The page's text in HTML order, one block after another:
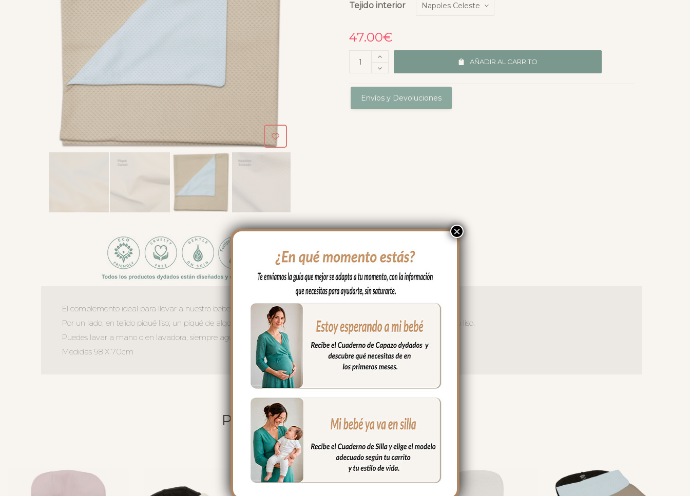
Tejido interior
47.00€
AÑADIR AL CARRITO
Envíos y Devoluciones
El complemento ideal para llevar a nuestro bebe en brazos, para usar en el capazo o en la cuna.
Por un lado, en tejido piqué liso; un piqué de algodón y por el otro puedes elegir en piqué de algodón o en pelo corto liso.
Puedes lavar a mano o en lavadora, siempre agua fría, jabones no abrasivos y secado al natural.
Medidas 98 X 70cm
PRODUCTOS RELACIONADOS
×